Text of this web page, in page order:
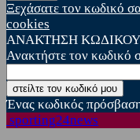
Ξεχάσατε τον κωδικό
cookies
ΑΝΑΚΤΗΣΗ ΚΩΔΙΚΟΥ
Ανακτήστε τον κωδικό
Ένας κωδικός
sporting24news